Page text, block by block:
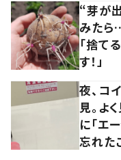
“芽が
みたら
「捨て
す！」
夜、コ
見。よ
に「エ
忘れた